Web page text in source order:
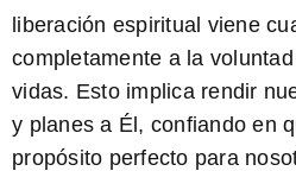
liberación espiritual viene
completamente a la
vidas. Esto implica rendir
y planes a Él, confiando en
propósito perfecto para